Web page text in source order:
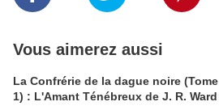
Vous aimerez aussi
La Confrérie de la dague noire (Tome
1) : L'Amant Ténébreux de J. R. Ward